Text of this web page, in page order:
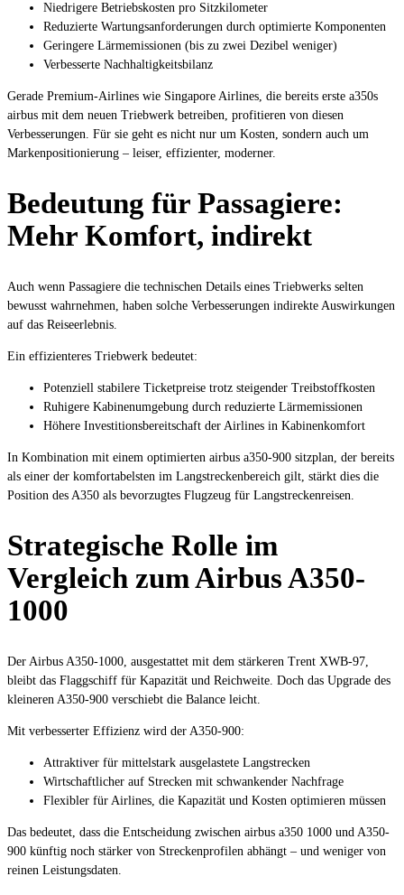
Niedrigere Betriebskosten pro Sitzkilometer
Reduzierte Wartungsanforderungen durch optimierte Komponenten
Geringere Lärmemissionen (bis zu zwei Dezibel weniger)
Verbesserte Nachhaltigkeitsbilanz
Gerade Premium-Airlines wie Singapore Airlines, die bereits erste a350s
airbus mit dem neuen Triebwerk betreiben, profitieren von diesen
Verbesserungen. Für sie geht es nicht nur um Kosten, sondern auch um
Markenpositionierung – leiser, effizienter, moderner.
Bedeutung für Passagiere:
Mehr Komfort, indirekt
Auch wenn Passagiere die technischen Details eines Triebwerks selten
bewusst wahrnehmen, haben solche Verbesserungen indirekte Auswirkungen
auf das Reiseerlebnis.
Ein effizienteres Triebwerk bedeutet:
Potenziell stabilere Ticketpreise trotz steigender Treibstoffkosten
Ruhigere Kabinenumgebung durch reduzierte Lärmemissionen
Höhere Investitionsbereitschaft der Airlines in Kabinenkomfort
In Kombination mit einem optimierten airbus a350-900 sitzplan, der bereits
als einer der komfortabelsten im Langstreckenbereich gilt, stärkt dies die
Position des A350 als bevorzugtes Flugzeug für Langstreckenreisen.
Strategische Rolle im
Vergleich zum Airbus A350-
1000
Der Airbus A350-1000, ausgestattet mit dem stärkeren Trent XWB-97,
bleibt das Flaggschiff für Kapazität und Reichweite. Doch das Upgrade des
kleineren A350-900 verschiebt die Balance leicht.
Mit verbesserter Effizienz wird der A350-900:
Attraktiver für mittelstark ausgelastete Langstrecken
Wirtschaftlicher auf Strecken mit schwankender Nachfrage
Flexibler für Airlines, die Kapazität und Kosten optimieren müssen
Das bedeutet, dass die Entscheidung zwischen airbus a350 1000 und A350-
900 künftig noch stärker von Streckenprofilen abhängt – und weniger von
reinen Leistungsdaten.